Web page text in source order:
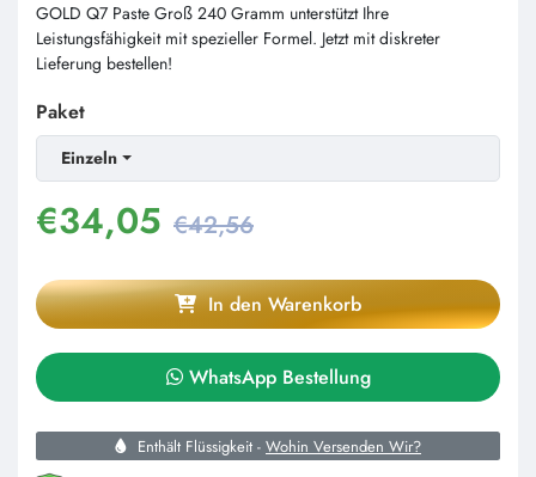
GOLD Q7 Paste Groß 240 Gramm unterstützt Ihre
Leistungsfähigkeit mit spezieller Formel. Jetzt mit diskreter
Lieferung bestellen!
Paket
Einzeln
€34,05 €42,56
In den Warenkorb
WhatsApp Bestellung
Enthält Flüssigkeit - Wohin Versenden Wir?